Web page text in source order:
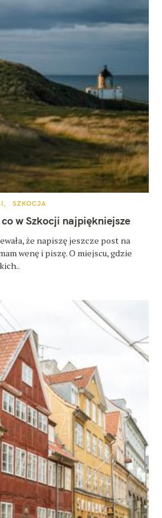
SZKOCJA
w Szkocji najpiękniejsze
że napiszę jeszcze post na
wenę i piszę. O miejscu, gdzie